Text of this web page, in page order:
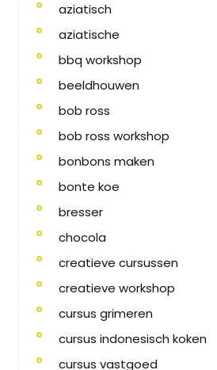
aziatisch
aziatische
bbq workshop
beeldhouwen
bob ross
bob ross workshop
bonbons maken
bonte koe
bresser
chocola
creatieve cursussen
creatieve workshop
cursus grimeren
cursus indonesisch koken
cursus vastgoed